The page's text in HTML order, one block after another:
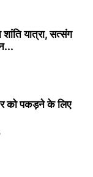
शांति यात्रा, सत्संग
को पकड़ने के लिए